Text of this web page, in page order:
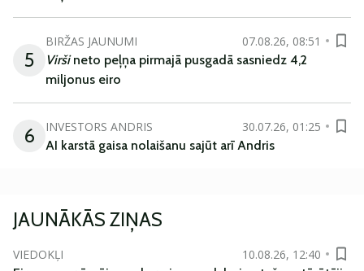
5
BIRŽAS JAUNUMI
07.08.26, 08:51
Viršineto peļņa pirmajā pusgadā sasniedz 4,2
miljonus eiro
6 INVESTORS ANDRIS
30.07.26, 01:25
AI karstā gaisa nolaišanu sajūt arī Andris
JAUNĀKĀS ZIŅAS
VIEDOKĻI
10.08.26, 12:40